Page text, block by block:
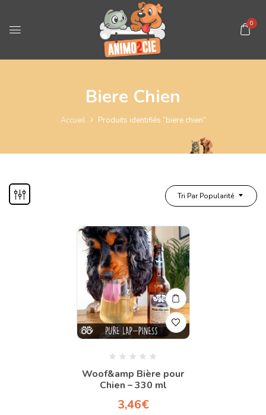
0
Biere Chien
Accueil Produits identifiés “biere chien”
Tri Par Popularité
Woof&amp Bière pour
Chien – 330 ml
3,46€